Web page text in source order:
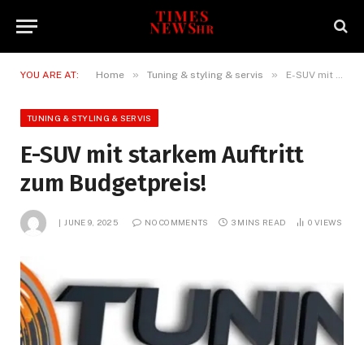
YOU ARE AT: Home » Tuning & styling & servis » E-SUV mit starkem Auftritt zum Budgetpreis!
TUNING & STYLING & SERVIS
E-SUV mit starkem Auftritt
zum Budgetpreis!
JUNE 9, 2025 NO COMMENTS 3 MINS READ 0VIEWS